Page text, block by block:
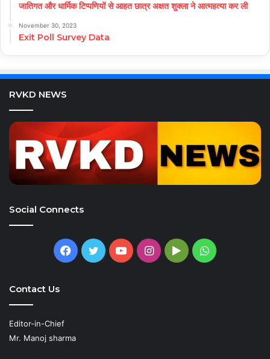
जातिगत और धार्मिक टिप्पणियों से आहत छात्र अक्षत शुक्ला ने आत्महत्या कर ली
November 30, 2023
Exit Poll Survey Data
RVKD NEWS
Social Connects
Facebook
TwitterYouTubeInstagram
GoogleWhatsApp
Contact Us
Editor-in-Chief
Mr. Manoj sharma